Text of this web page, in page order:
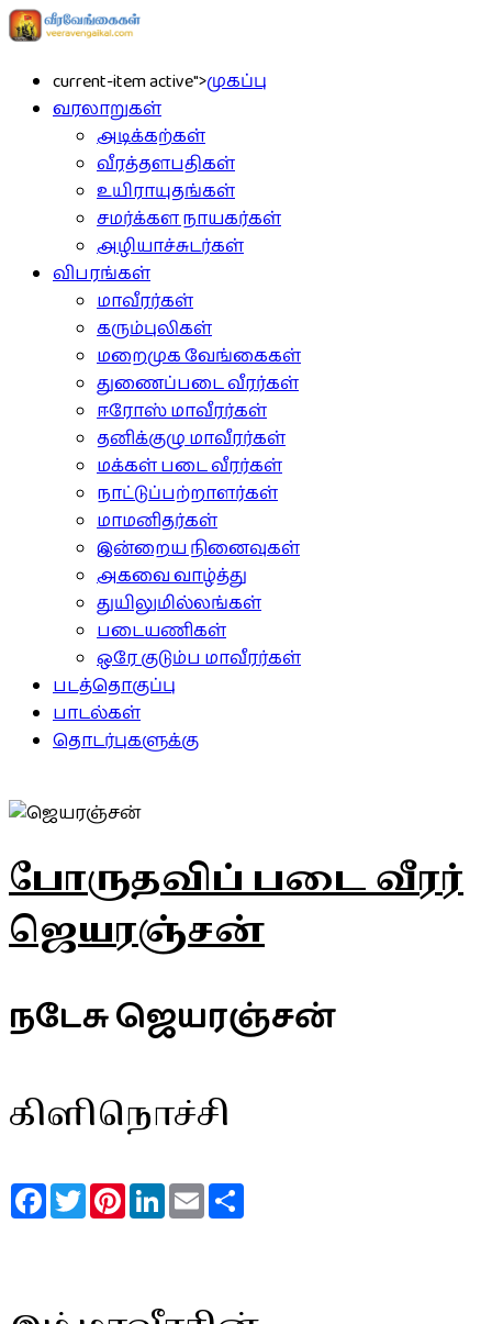
current-item active">முகப்பு
வரலாறுகள்
அடிக்கற்கள்
வீரத்தளபதிகள்
உயிராயுதங்கள்
சமர்க்கள நாயகர்கள்
அழியாச்சுடர்கள்
விபரங்கள்
மாவீரர்கள்
கரும்புலிகள்
மறைமுக வேங்கைகள்
துணைப்படை வீரர்கள்
ஈரோஸ் மாவீரர்கள்
தனிக்குழு மாவீரர்கள்
மக்கள் படை வீரர்கள்
நாட்டுப்பற்றாளர்கள்
மாமனிதர்கள்
இன்றைய நினைவுகள்
அகவை வாழ்த்து
துயிலுமில்லங்கள்
படையணிகள்
ஒரே குடும்ப மாவீரர்கள்
படத்தொகுப்பு
பாடல்கள்
தொடர்புகளுக்கு
போருதவிப் படை வீரர்
ஜெயரஞ்சன்
நடேசு ஜெயரஞ்சன்
கிளிநொச்சி
FacebookTwitterPinterestLinkedInEmail